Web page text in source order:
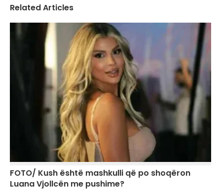
Related Articles
FOTO/ Kush është mashkulli që po shoqëron
Luana Vjollcën me pushime?